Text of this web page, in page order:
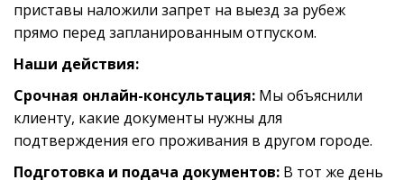
приставы наложили запрет на выезд за рубеж
прямо перед запланированным отпуском.
Наши действия:
Срочная онлайн-консультация: Мы объяснили
клиенту, какие документы нужны для
подтверждения его проживания в другом городе.
Подготовка и подача документов: В тот же день